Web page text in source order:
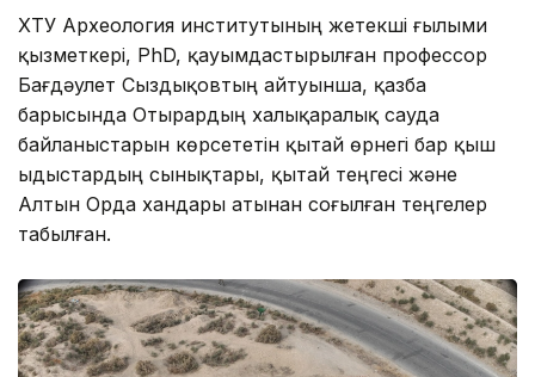
ХҚТУ Археология институтының жетекші ғылыми
қызметкері, PhD, қауымдастырылған профессор
Бағдәулет Сыздықовтың айтуынша, қазба
барысында Отырардың халықаралық сауда
байланыстарын көрсететін қытай өрнегі бар қыш
ыдыстардың сынықтары, қытай теңгесі және
Алтын Орда хандары атынан соғылған теңгелер
табылған.